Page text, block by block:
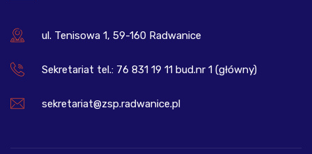
ul. Tenisowa 1, 59-160 Radwanice
Sekretariat tel.: 76 831 19 11 bud.nr 1 (główny)
sekretariat@zsp.radwanice.pl